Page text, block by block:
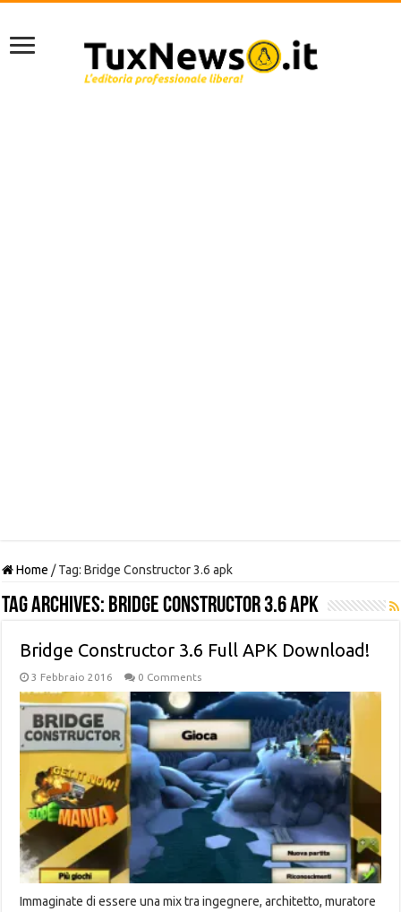
Home / Tag:Bridge Constructor 3.6 apk
Tag Archives: Bridge Constructor 3.6 apk
Bridge Constructor 3.6 Full APK Download!
3 Febbraio 2016 0 Comments
Immaginate di essere una mix tra ingegnere, architetto, muratore